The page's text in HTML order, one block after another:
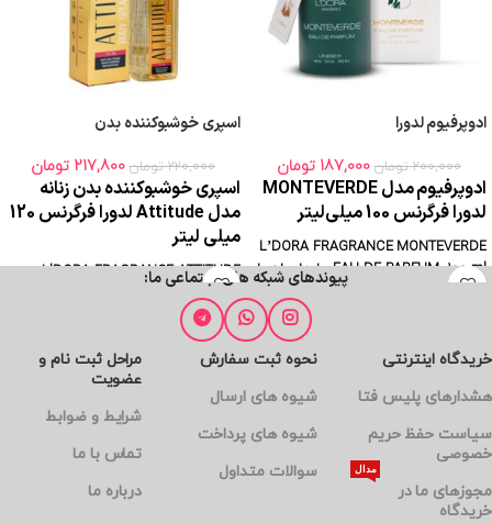
ادوپرفیوم لدورا
200,000 تومان 187,000 تومان
ادوپرفیوم مدل MONTEVERDE
لدورا فرگرنس 100 میلی‌لیتر
L’DORA FRAGRANCE MONTEVERDE
EAU DE PARFUM, 100 mlعطرهای لدورا
فرگرنس که در حجم 100 میلی لیتر
تولید و به بازار عرضه شده، کالکشن
جدیدی با کیفیت مطلوب و ماندگاری بالا
است که این مجموعه را در طبقه بندی
اسپری خوشبوکننده بدن
220,000 تومان 217,800 تومان
اسپری خوشبوکننده بدن زنانه
مدل Attitude لدورا فرگرنس 120
میلی لیتر
L'DORA FRAGRANCE ATTITUDE
BODY SPLASH FOR WOMEN,
120mlبادی اسپلش لدورا فرگرنس نوعی
خوشبوکننده‌ است که قابلیت استفاده
روی بدن را دارد.
پیوندهای شبکه های اجتماعی ما:
مراحل ثبت نام و
عضویت
شرایط و ضوابط
تماس با ما
درباره ما
نحوه ثبت سفارش
شیوه های ارسال
شیوه های پرداخت
سوالات متداول
خریدگاه اینترنتی
هشدارهای پلیس فتا
سیاست حفظ حریم
خصوصی
مجوزهای ما در
خریدگاه
مدال